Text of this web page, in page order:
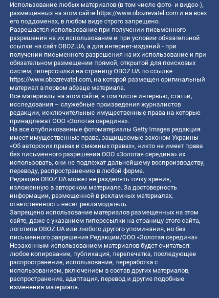
Использование любых материалов (в том числе фото- и видео-),
размещенных на этом сайте https://www.obozrevatel.com и на всех
его поддоменах, в любом виде строго запрещено.
Разрешается использование при получении письменного
разрешения на их использование и при условии обязательной
ссылки на сайт OBOZ.UA, а для интернет-изданий - при
получении письменного разрешения на их использование и при
обязательном размещении прямой, открытой для поисковых
систем, гиперссылки на страницу OBOZ.UA по ссылке
https://www.obozrevatel.com, на которой размещен оригинальный
материал в первом абзаце материала.
Все материалы на этом сайте, в том числе интервью, статьи,
исследования – служебные произведения журналистов
редакции, исключительные имущественные права на которые
принадлежат ООО «Золотая середина».
На все опубликованные фотоматериалы Getty Images редакция
имеет имущественные права, защищаемые законом Украины
«Об авторских правах и смежных правах», никто не имеет права
без письменного разрешения ООО «Золотая середина» их
использовать, они не подлежат дальнейшему воспроизводству,
переводу, распространению в любой форме.
Редакция OBOZ.UA может не разделять точку зрения,
изложенную в авторском материале. За достоверность
информации, размещенной в рекламных материалах,
ответственность несет рекламодатель.
Запрещено использование материалов размещенных на этом
сайте, даже с указанием гиперссылки на страницу этого сайта,
логотипа OBOZ.UA или любого другого упоминания, но без
письменного разрешения Редакции/ООО «Золотая середина»
Незаконным использованием материалов будет считаться:
любое копирование, публикация, перепечатка, последующее
распространение, использование, переработка с
использованием, включением в состав других материалов,
распространение, адаптация, перевод и другие подобные
изменения материала.